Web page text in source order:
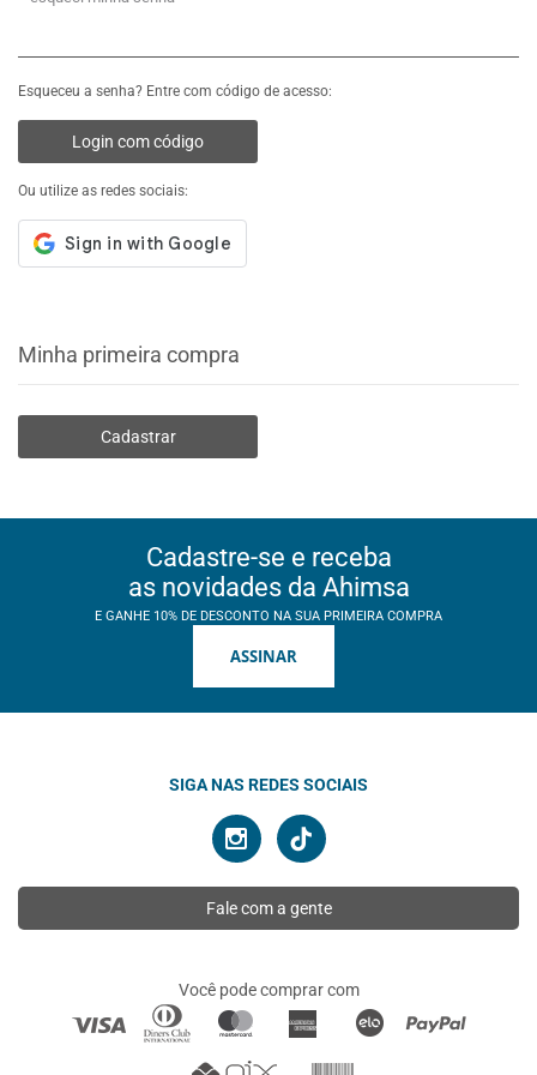
Esqueceu a senha? Entre com código de acesso:
Login com código
Ou utilize as redes sociais:
Minha primeira compra
Cadastrar
Cadastre-se e receba
as novidades da Ahimsa
E GANHE 10% DE DESCONTO NA SUA PRIMEIRA COMPRA
ASSINAR
SIGA NAS REDES SOCIAIS
Fale com a gente
Você pode comprar com